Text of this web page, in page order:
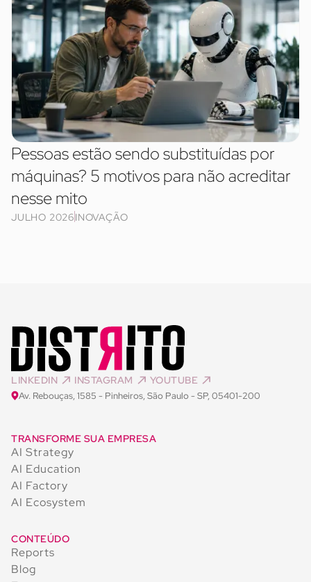
Pessoas estão sendo substituídas por
máquinas? 5 motivos para não acreditar
nesse mito
JULHO 2026INOVAÇÃO
LINKEDIN INSTAGRAM YOUTUBE
Av. Rebouças, 1585 - Pinheiros, São Paulo - SP, 05401-200
TRANSFORME SUA EMPRESA
AI Strategy
AI Education
AI Factory
AI Ecosystem
CONTEÚDO
Reports
Blog